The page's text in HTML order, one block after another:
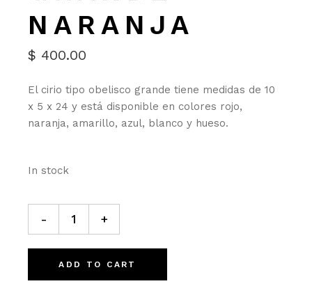
NARANJA
$ 400.00
El cirio tipo obelisco grande tiene medidas de 10
x 5 x 24 y está disponible en colores rojo,
naranja, amarillo, azul, blanco y hueso.
In stock
Obelisco grande Naranja cantidad
- +
ADD TO CART